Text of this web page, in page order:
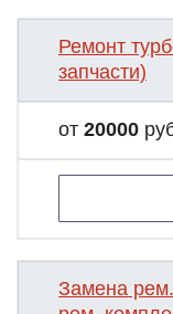
Ремонт
запчасти)
от 20000
Замена